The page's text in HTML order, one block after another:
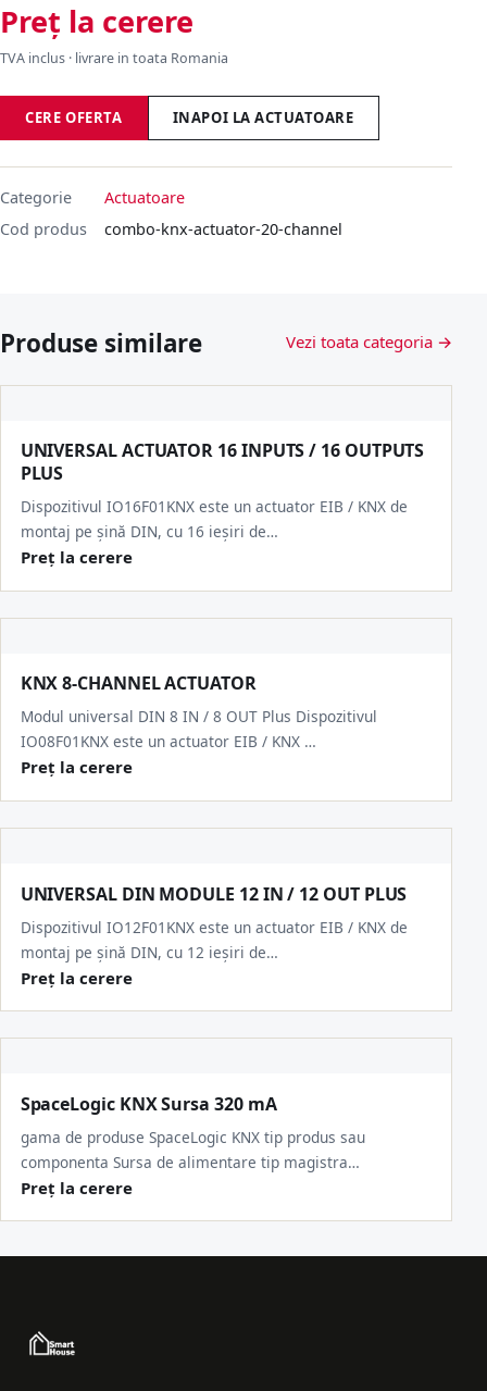
Preț la cerere
TVA inclus · livrare in toata Romania
CERE OFERTA INAPOI LA ACTUATOARE
Categorie
Actuatoare
Cod produs
combo-knx-actuator-20-channel
Produse similare Vezi toata categoria →
UNIVERSAL ACTUATOR 16 INPUTS / 16 OUTPUTS
PLUS
Dispozitivul IO16F01KNX este un actuator EIB / KNX de
montaj pe șină DIN, cu 16 ieșiri de…
Preț la cerere
KNX 8-CHANNEL ACTUATOR
Modul universal DIN 8 IN / 8 OUT Plus Dispozitivul
IO08F01KNX este un actuator EIB / KNX …
Preț la cerere
UNIVERSAL DIN MODULE 12 IN / 12 OUT PLUS
Dispozitivul IO12F01KNX este un actuator EIB / KNX de
montaj pe șină DIN, cu 12 ieșiri de…
Preț la cerere
SpaceLogic KNX Sursa 320 mA
gama de produse SpaceLogic KNX tip produs sau
componenta Sursa de alimentare tip magistra…
Preț la cerere